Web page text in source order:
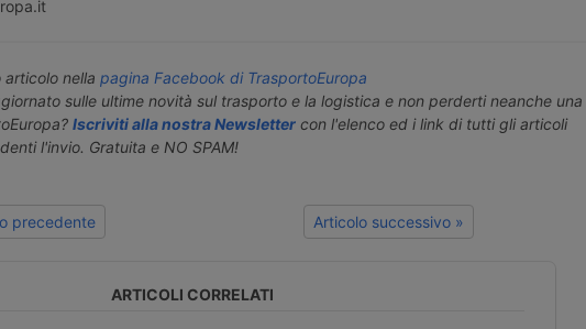
articolo nella pagina Facebook di TrasportoEuropa
sulle ultime novità sul trasporto e la logistica e non perderti neanche una
Iscriviti alla nostra Newslettercon l'elenco ed i link di tutti gli articoli
l'invio. Gratuita e NO SPAM!
precedente Articolo successivo »
ARTICOLI CORRELATI